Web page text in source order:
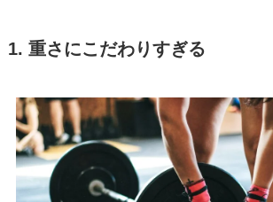
1. 重さにこだわりすぎる